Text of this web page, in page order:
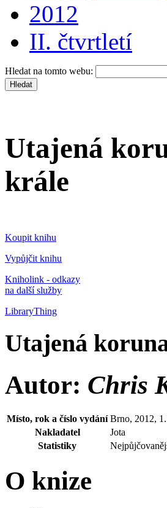
2012
II. čtvrtletí
Hledat na tomto webu:
Utajená
krále
Koupit knihu
Vypůjčit knihu
Kniholink - odkazy
na další služby
LibraryThing
Utajená
Autor: Chris
Místo, rok a číslo vydání Brno, 2012,
Nakladatel
Jota
Statistiky
O knize